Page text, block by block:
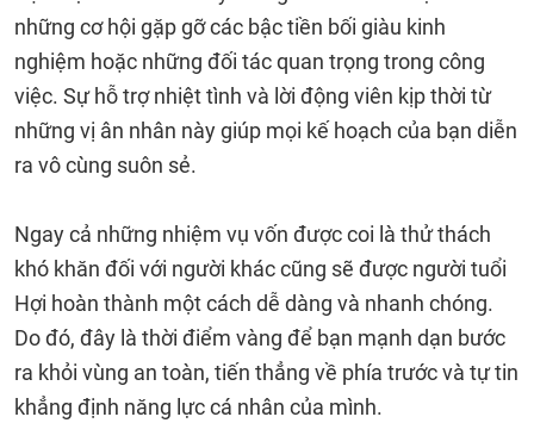
những cơ hội gặp gỡ các bậc tiền bối giàu kinh
nghiệm hoặc những đối tác quan trọng trong công
việc. Sự hỗ trợ nhiệt tình và lời động viên kịp thời từ
những vị ân nhân này giúp mọi kế hoạch của bạn diễn
ra vô cùng suôn sẻ.
Ngay cả những nhiệm vụ vốn được coi là thử thách
khó khăn đối với người khác cũng sẽ được người tuổi
Hợi hoàn thành một cách dễ dàng và nhanh chóng.
Do đó, đây là thời điểm vàng để bạn mạnh dạn bước
ra khỏi vùng an toàn, tiến thẳng về phía trước và tự tin
khẳng định năng lực cá nhân của mình.